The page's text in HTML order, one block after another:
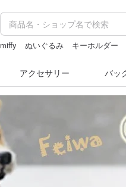
miffy ぬいぐるみ キーホルダー
アクセサリー バッ